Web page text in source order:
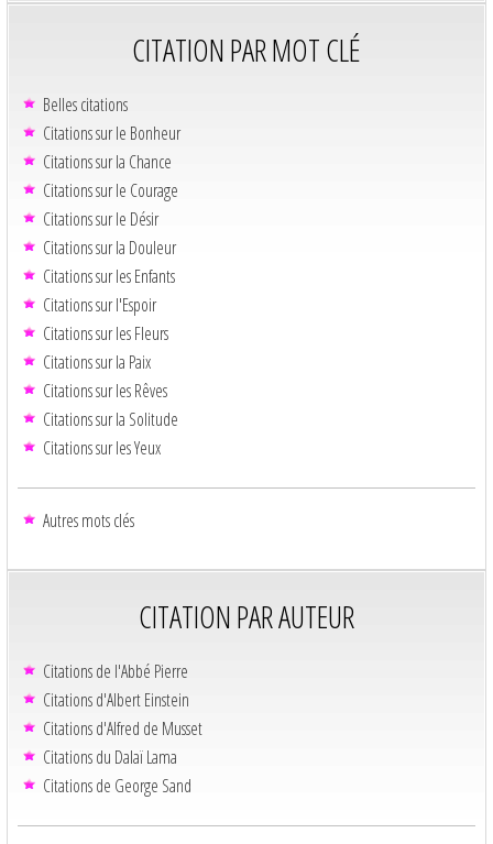
CITATION PAR MOT CLÉ
Belles citations
Citations sur le Bonheur
Citations sur la Chance
Citations sur le Courage
Citations sur le Désir
Citations sur la Douleur
Citations sur les Enfants
Citations sur l'Espoir
Citations sur les Fleurs
Citations sur la Paix
Citations sur les Rêves
Citations sur la Solitude
Citations sur les Yeux
Autres mots clés
CITATION PAR AUTEUR
Citations de l'Abbé Pierre
Citations d'Albert Einstein
Citations d'Alfred de Musset
Citations du Dalaï Lama
Citations de George Sand